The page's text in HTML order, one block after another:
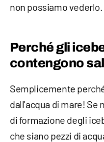
non possiamo vederlo.
Perché gli
contengono
Semplicemente
dall'acqua di mare! Se
di formazione degli
che siano pezzi di